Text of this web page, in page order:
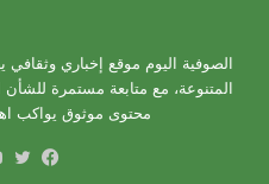
الصوفية اليوم موقع إخباري وثقافي
المتنوعة، مع متابعة مستمرة للشأن
محتوى موثوق يواكب